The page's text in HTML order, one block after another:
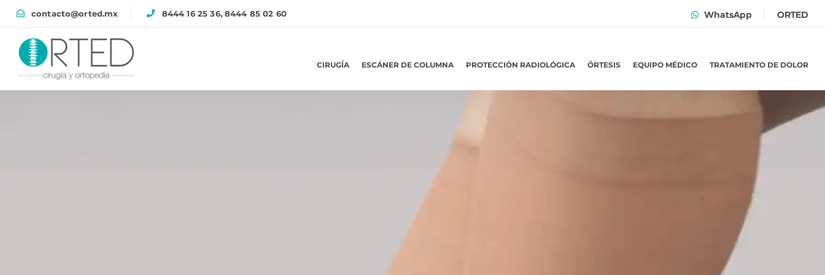
contacto@orted.mx 8444 16 25 36, 8444 85 02 60 WhatsApp ORTED
CIRUGÍA ESCÁNER DE COLUMNA PROTECCIÓN RADIOLÓGICA ÓRTESIS EQUIPO MÉDICO TRATAMIENTO DE DOLOR